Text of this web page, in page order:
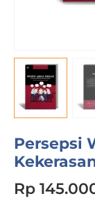
Persepsi
Rp